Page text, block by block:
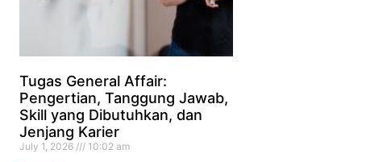
Tugas General Affair:
Pengertian, Tanggung Jawab,
Skill yang Dibutuhkan, dan
Jenjang Karier
July 1, 2026 10:02 am